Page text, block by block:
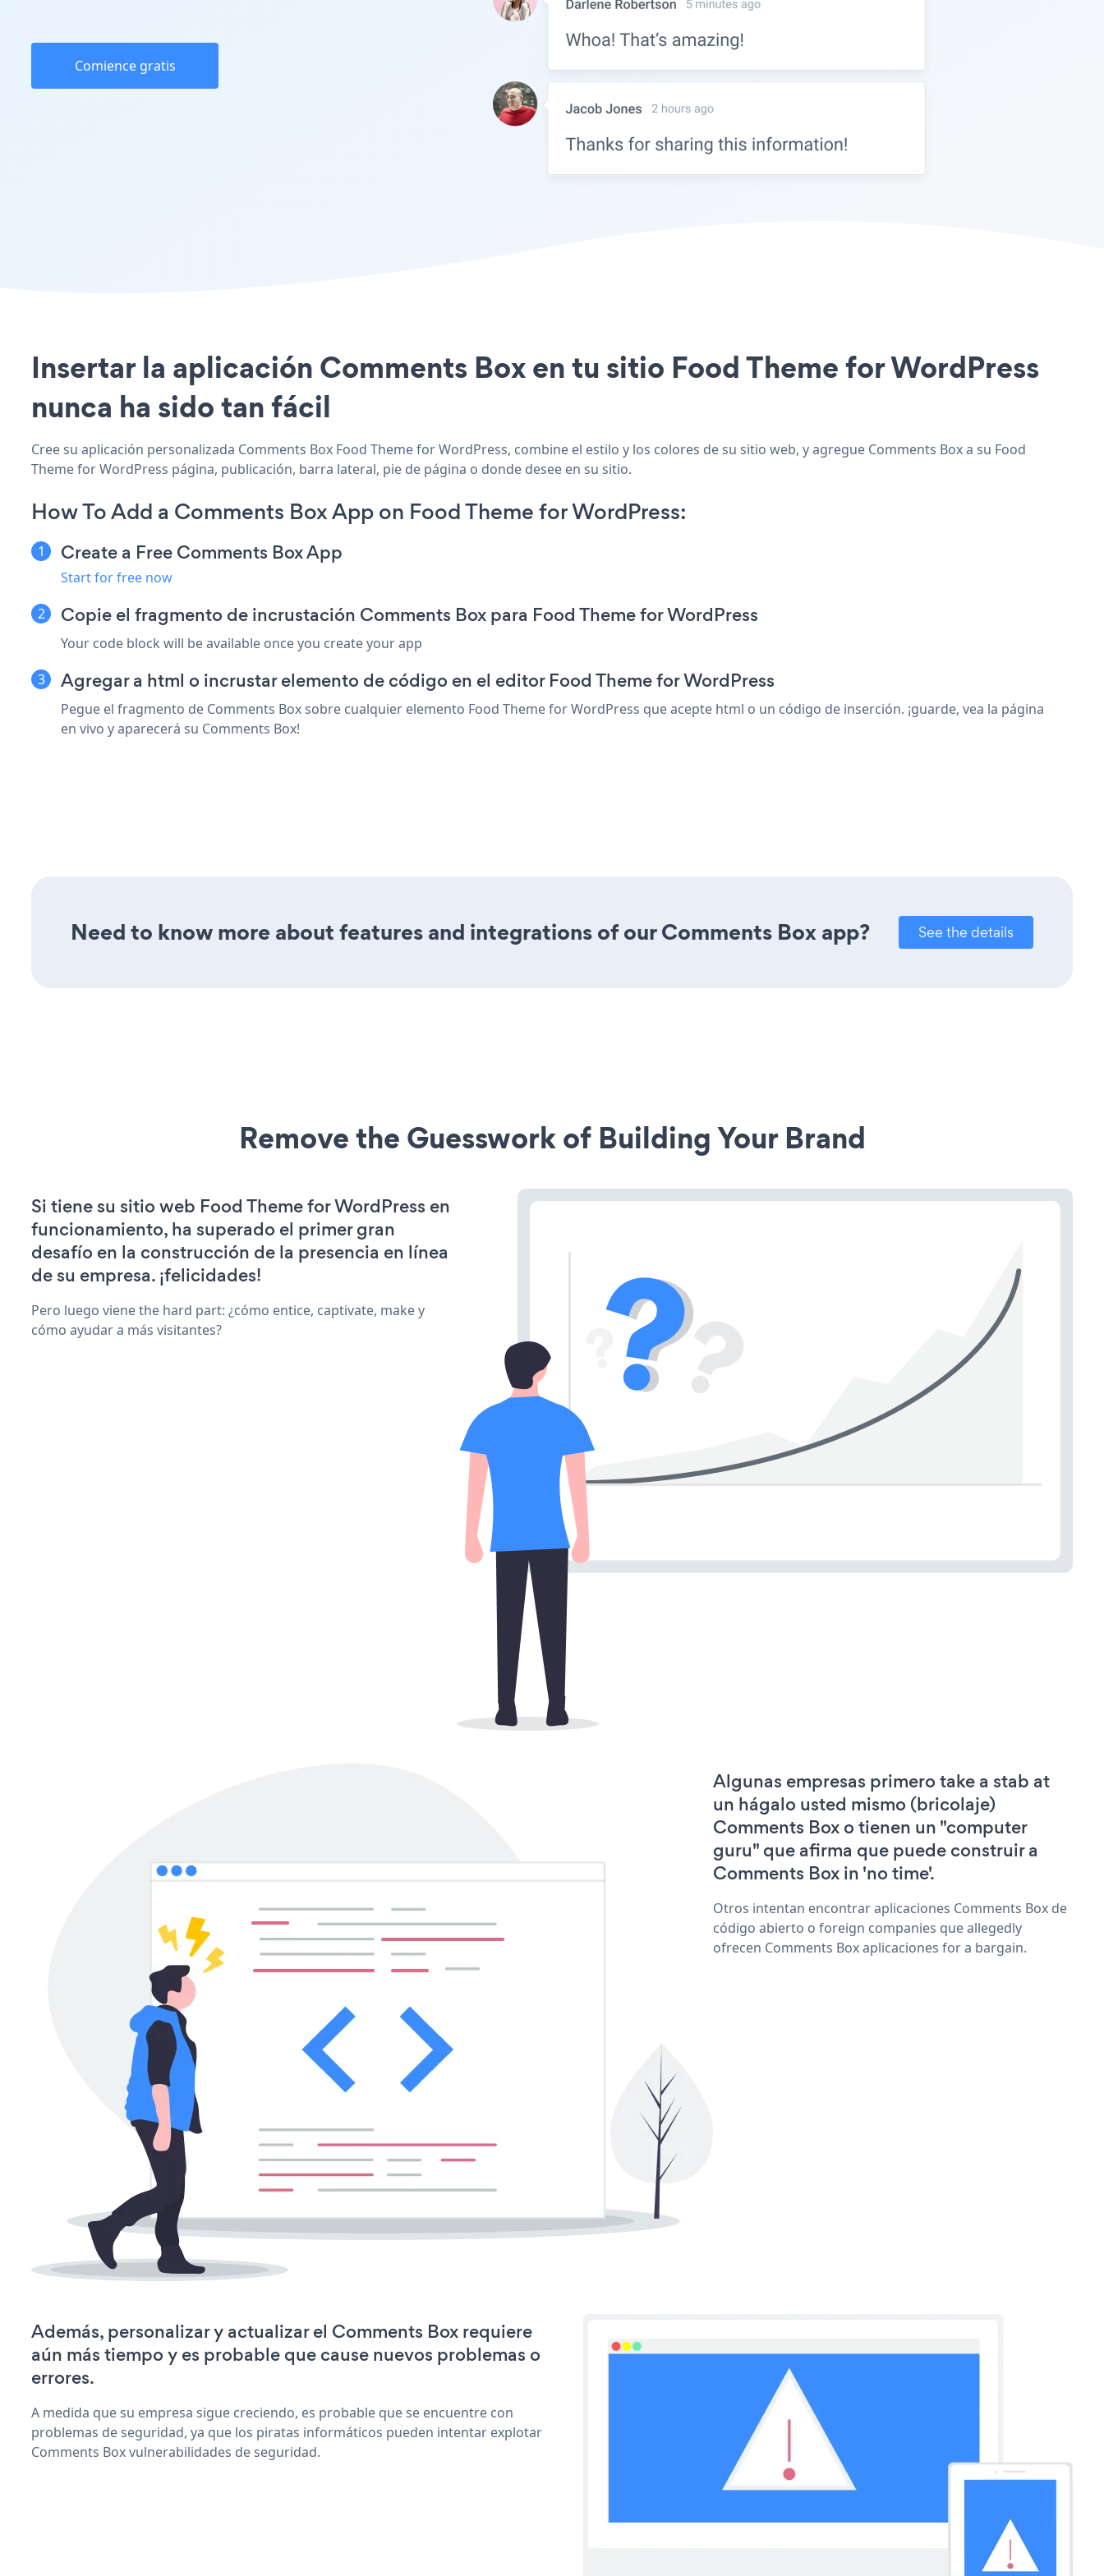
Comience gratis
Insertar la aplicación Comments Box en tu sitio Food Theme for WordPress
nunca ha sido tan fácil
Cree su aplicación personalizada Comments Box Food Theme for WordPress, combine el estilo y los colores de su sitio web, y agregue Comments Box a su Food
Theme for WordPress página, publicación, barra lateral, pie de página o donde desee en su sitio.
How To Add a Comments Box App on Food Theme for WordPress:
Create a Free Comments Box App
Start for free now
Copie el fragmento de incrustación Comments Box para Food Theme for WordPress
Your code block will be available once you create your app
Agregar a html o incrustar elemento de código en el editor Food Theme for WordPress
Pegue el fragmento de Comments Box sobre cualquier elemento Food Theme for WordPress que acepte html o un código de inserción. ¡guarde, vea la página
en vivo y aparecerá su Comments Box!
Need to know more about features and integrations of our Comments Box app? See the details
Remove the Guesswork of Building Your Brand
Si tiene su sitio web Food Theme for WordPress en
funcionamiento, ha superado el primer gran
desafío en la construcción de la presencia en línea
de su empresa. ¡felicidades!
Pero luego viene the hard part: ¿cómo entice, captivate, make y
cómo ayudar a más visitantes?
Algunas empresas primero take a stab at
un hágalo usted mismo (bricolaje)
Comments Box o tienen un "computer
guru" que afirma que puede construir a
Comments Box in 'no time'.
Otros intentan encontrar aplicaciones Comments Box de
código abierto o foreign companies que allegedly
ofrecen Comments Box aplicaciones for a bargain.
Además, personalizar y actualizar el Comments Box requiere
aún más tiempo y es probable que cause nuevos problemas o
errores.
A medida que su empresa sigue creciendo, es probable que se encuentre con
problemas de seguridad, ya que los piratas informáticos pueden intentar explotar
Comments Box vulnerabilidades de seguridad.